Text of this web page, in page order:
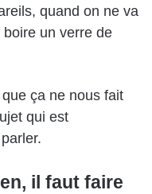
quand on ne va
un verre de
ça ne nous fait
qui est
il faut faire